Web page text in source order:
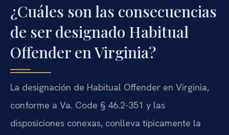
¿Cuáles son las consecuencias
de ser designado Habitual
Offender en Virginia?
La designación de Habitual Offender en Virginia,
conforme a Va. Code § 46.2-351 y las
disposiciones conexas, conlleva típicamente la